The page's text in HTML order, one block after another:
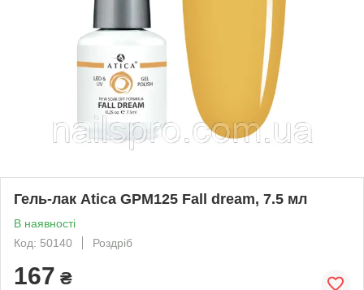
Гель-лак Atica GPM125 Fall dream, 7.5 мл
В наявності
Код: 50140
Роздріб
167 ₴